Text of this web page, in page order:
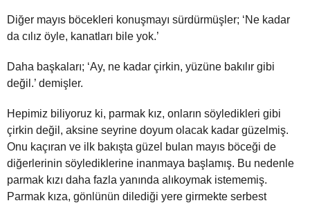
Diğer mayıs böcekleri konuşmayı sürdürmüşler; ‘Ne kadar
da cılız öyle, kanatları bile yok.’
Daha başkaları; ‘Ay, ne kadar çirkin, yüzüne bakılır gibi
değil.’ demişler.
Hepimiz biliyoruz ki, parmak kız, onların söyledikleri gibi
çirkin değil, aksine seyrine doyum olacak kadar güzelmiş.
Onu kaçıran ve ilk bakışta güzel bulan mayıs böceği de
diğerlerinin söylediklerine inanmaya başlamış. Bu nedenle
parmak kızı daha fazla yanında alıkoymak istememiş.
Parmak kıza, gönlünün dilediği yere girmekte serbest